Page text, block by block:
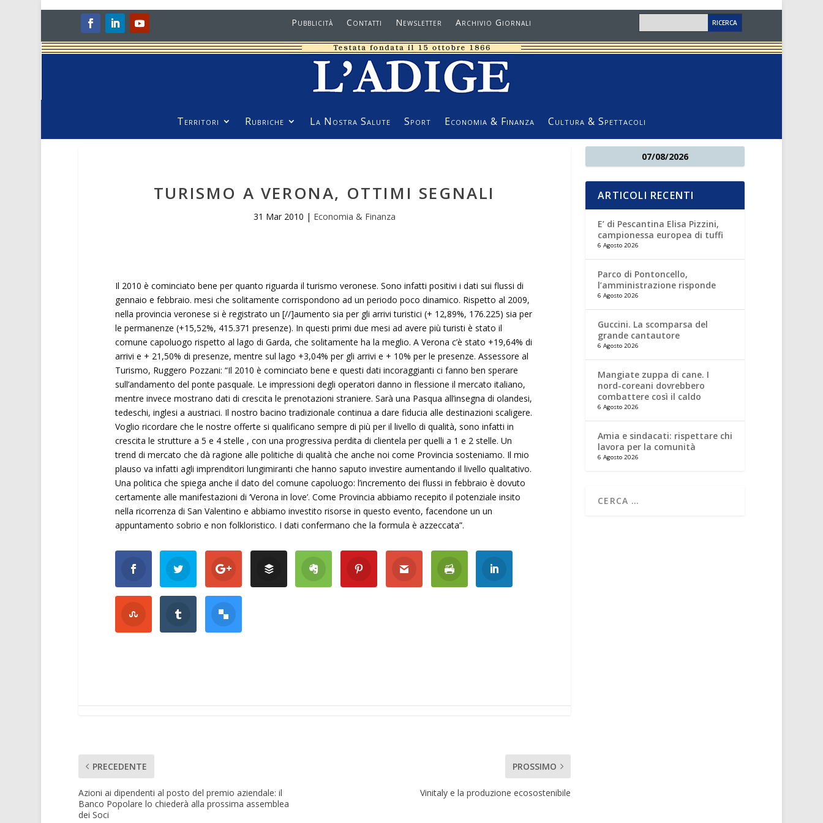
Pubblicità Contatti Newsletter Archivio Giornali
Territori Rubriche La Nostra Salute Sport Economia & Finanza Cultura & Spettacoli
TURISMO A VERONA, OTTIMI SEGNALI
31 Mar 2010 | Economia & Finanza
Il 2010 è cominciato bene per quanto riguarda il turismo veronese. Sono infatti positivi i dati sui flussi di
gennaio e febbraio. mesi che solitamente corrispondono ad un periodo poco dinamico. Rispetto al 2009,
nella provincia veronese si è registrato un [//]aumento sia per gli arrivi turistici (+ 12,89%, 176.225) sia per
le permanenze (+15,52%, 415.371 presenze). In questi primi due mesi ad avere più turisti è stato il
comune capoluogo rispetto al lago di Garda, che solitamente ha la meglio. A Verona c’è stato +19,64% di
arrivi e + 21,50% di presenze, mentre sul lago +3,04% per gli arrivi e + 10% per le presenze. Assessore al
Turismo, Ruggero Pozzani: “Il 2010 è cominciato bene e questi dati incoraggianti ci fanno ben sperare
sull’andamento del ponte pasquale. Le impressioni degli operatori danno in flessione il mercato italiano,
mentre invece mostrano dati di crescita le prenotazioni straniere. Sarà una Pasqua all’insegna di olandesi,
tedeschi, inglesi a austriaci. Il nostro bacino tradizionale continua a dare fiducia alle destinazioni scaligere.
Voglio ricordare che le nostre offerte si qualificano sempre di più per il livello di qualità, sono infatti in
crescita le strutture a 5 e 4 stelle , con una progressiva perdita di clientela per quelli a 1 e 2 stelle. Un
trend di mercato che dà ragione alle politiche di qualità che anche noi come Provincia sosteniamo. Il mio
plauso va infatti agli imprenditori lungimiranti che hanno saputo investire aumentando il livello qualitativo.
Una politica che spiega anche il dato del comune capoluogo: l’incremento dei flussi in febbraio è dovuto
certamente alle manifestazioni di ‘Verona in love’. Come Provincia abbiamo recepito il potenziale insito
nella ricorrenza di San Valentino e abbiamo investito risorse in questo evento, facendone un un
appuntamento sobrio e non folkloristico. I dati confermano che la formula è azzeccata”.
PRECEDENTE
Azioni ai dipendenti al posto del premio aziendale: il
Banco Popolare lo chiederà alla prossima assemblea
dei Soci
PROSSIMO
Vinitaly e la produzione ecosostenibile
07/08/2026
ARTICOLI RECENTI
E’ di Pescantina Elisa Pizzini,
campionessa europea di tuffi
6 Agosto 2026
Parco di Pontoncello,
l’amministrazione risponde
6 Agosto 2026
Guccini. La scomparsa del
grande cantautore
6 Agosto 2026
Mangiate zuppa di cane. I
nord-coreani dovrebbero
combattere così il caldo
6 Agosto 2026
Amia e sindacati: rispettare chi
lavora per la comunità
6 Agosto 2026